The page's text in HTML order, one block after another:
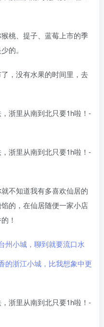
桃、提子、蓝莓上市的季
的。
，没有水果的时间里，去
不知道我有多喜欢仙居的
的，在仙居随便一家小店
！
州小城，聊到就要流口水
的浙江小城，比我想象中更